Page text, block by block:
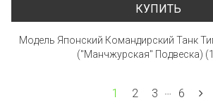
КУПИТЬ
Модель Японский Командирский Танк
("Манчжурская" Подвеска)
1 2 3 6